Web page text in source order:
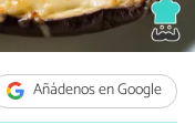
Añádenos en Google